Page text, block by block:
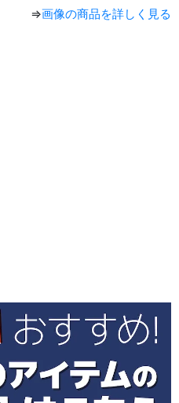
⇒画像の商品を詳しく見る